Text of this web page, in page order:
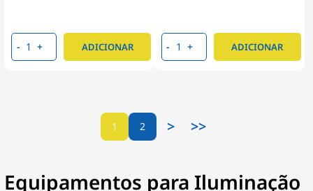
- + ADICIONAR - + ADICIONAR
1 2 > >>
Equipamentos para Iluminação